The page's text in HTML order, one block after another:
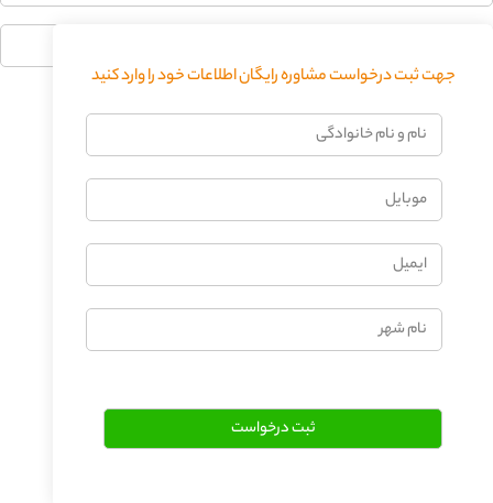
جهت ثبت درخواست مشاوره رایگان اطلاعات خود را وارد کنید
نام
و
خانوادگی
موبایل
ایمیل
نام
شهر